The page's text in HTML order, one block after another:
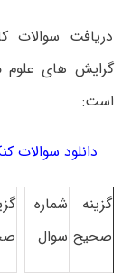
دریافت سوالات
گرایش های علوم
است:
دانلود سوالات کنکور
گزینه
صحیح
شماره
سوال